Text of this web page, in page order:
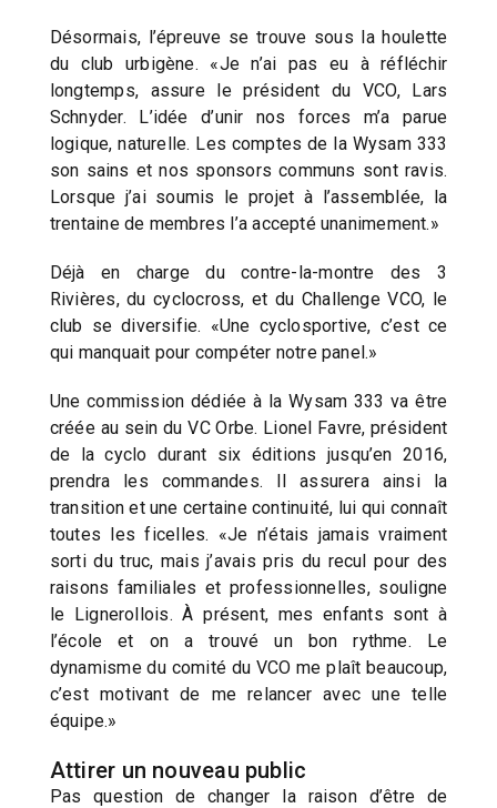
Désormais, l’épreuve se trouve sous la houlette
du club urbigène. «Je n’ai pas eu à réfléchir
longtemps, assure le président du VCO, Lars
Schnyder. L’idée d’unir nos forces m’a parue
logique, naturelle. Les comptes de la Wysam 333
son sains et nos sponsors communs sont ravis.
Lorsque j’ai soumis le projet à l’assemblée, la
trentaine de membres l’a accepté unanimement.»
Déjà en charge du contre-la-montre des 3
Rivières, du cyclocross, et du Challenge VCO, le
club se diversifie. «Une cyclosportive, c’est ce
qui manquait pour compéter notre panel.»
Une commission dédiée à la Wysam 333 va être
créée au sein du VC Orbe. Lionel Favre, président
de la cyclo durant six éditions jusqu’en 2016,
prendra les commandes. Il assurera ainsi la
transition et une certaine continuité, lui qui connaît
toutes les ficelles. «Je n’étais jamais vraiment
sorti du truc, mais j’avais pris du recul pour des
raisons familiales et professionnelles, souligne
le Lignerollois. À présent, mes enfants sont à
l’école et on a trouvé un bon rythme. Le
dynamisme du comité du VCO me plaît beaucoup,
c’est motivant de me relancer avec une telle
équipe.»
Attirer un nouveau public
Pas question de changer la raison d’être de